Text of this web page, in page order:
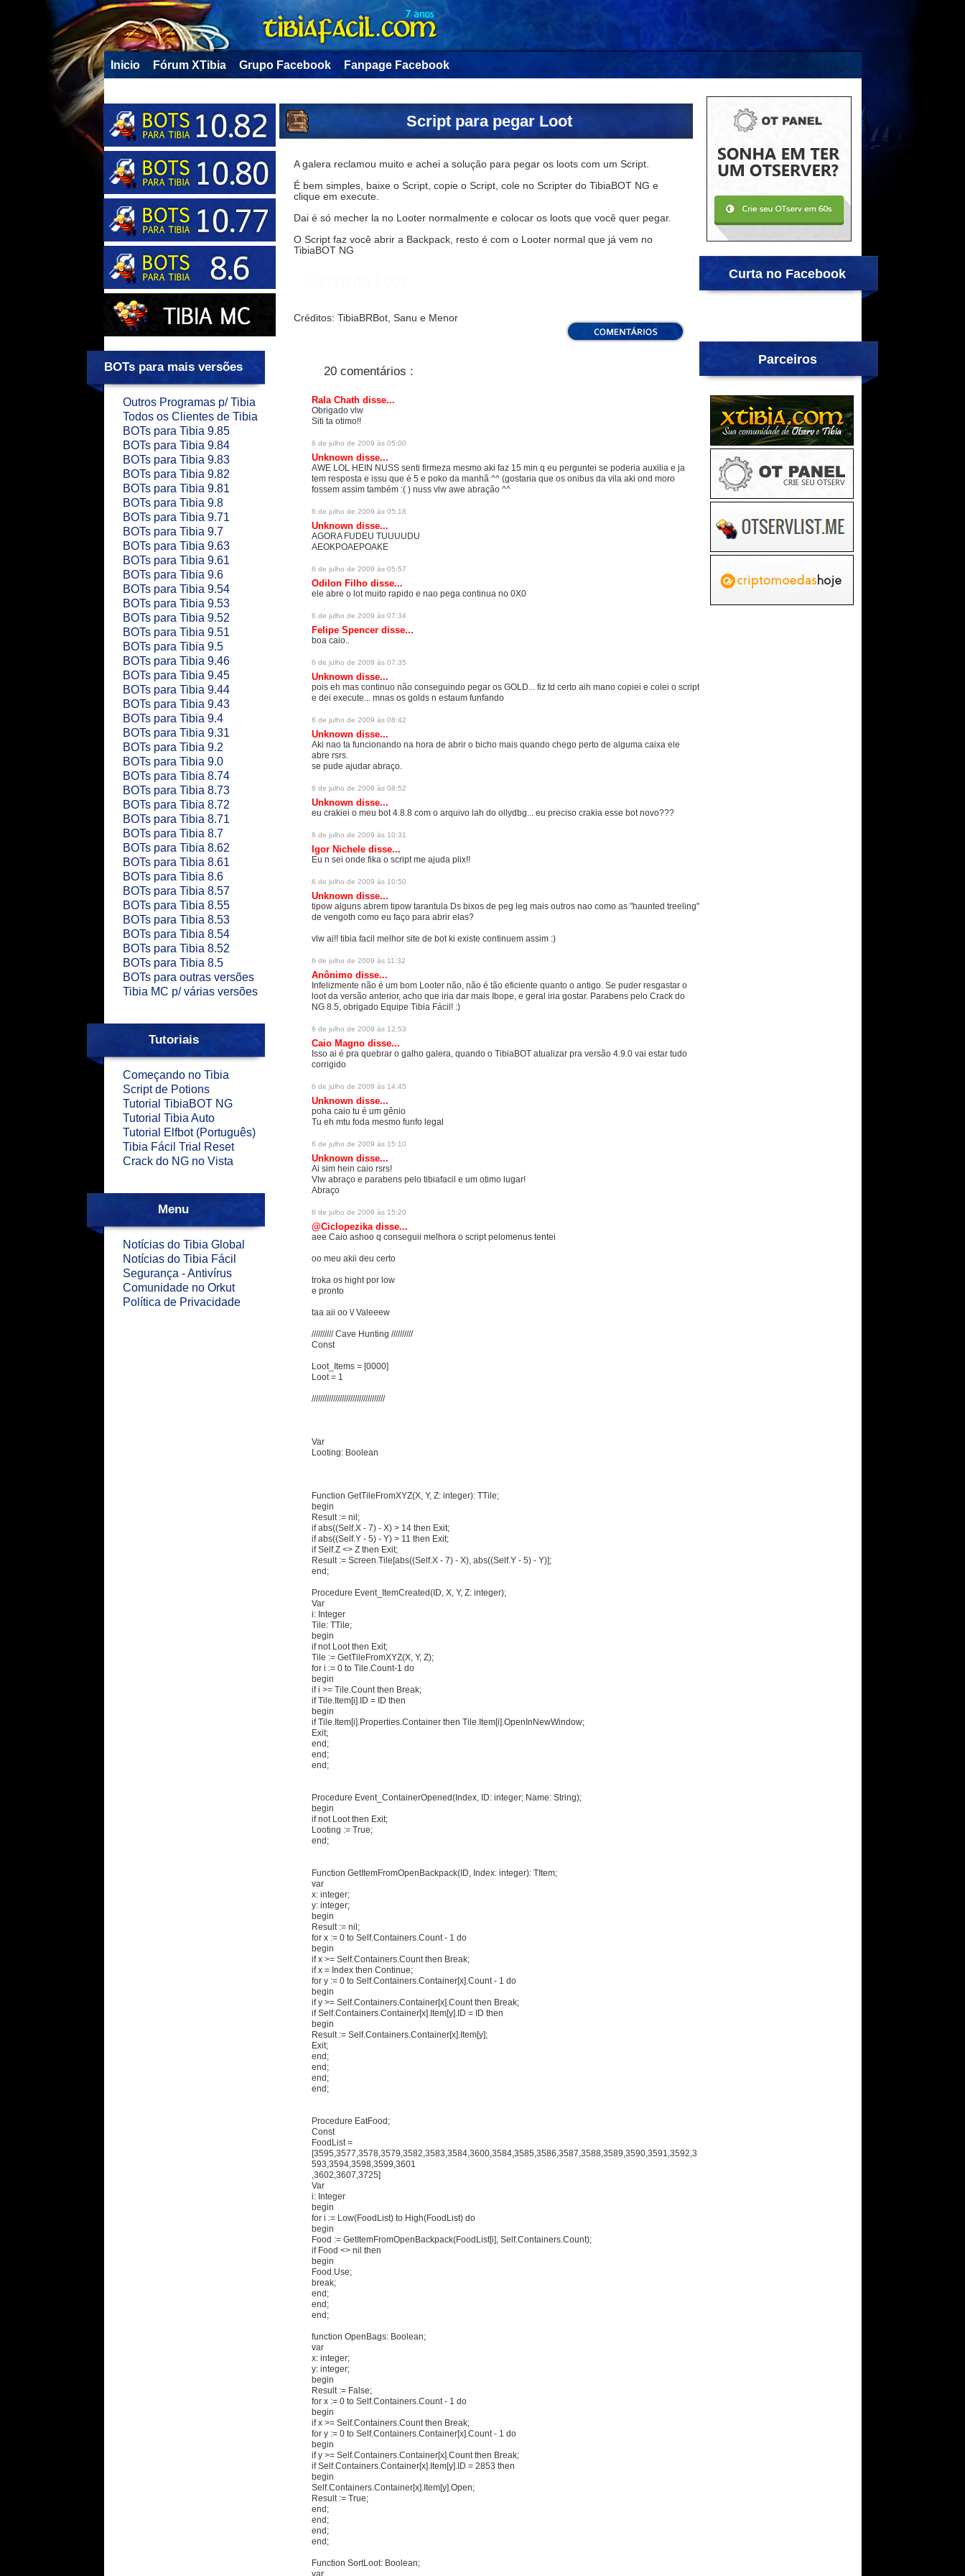
Inicio Fórum XTibia Grupo Facebook Fanpage Facebook
BOTs para mais versões
Outros Programas p/ Tibia
Todos os Clientes de Tibia
BOTs para Tibia 9.85
BOTs para Tibia 9.84
BOTs para Tibia 9.83
BOTs para Tibia 9.82
BOTs para Tibia 9.81
BOTs para Tibia 9.8
BOTs para Tibia 9.71
BOTs para Tibia 9.7
BOTs para Tibia 9.63
BOTs para Tibia 9.61
BOTs para Tibia 9.6
BOTs para Tibia 9.54
BOTs para Tibia 9.53
BOTs para Tibia 9.52
BOTs para Tibia 9.51
BOTs para Tibia 9.5
BOTs para Tibia 9.46
BOTs para Tibia 9.45
BOTs para Tibia 9.44
BOTs para Tibia 9.43
BOTs para Tibia 9.4
BOTs para Tibia 9.31
BOTs para Tibia 9.2
BOTs para Tibia 9.0
BOTs para Tibia 8.74
BOTs para Tibia 8.73
BOTs para Tibia 8.72
BOTs para Tibia 8.71
BOTs para Tibia 8.7
BOTs para Tibia 8.62
BOTs para Tibia 8.61
BOTs para Tibia 8.6
BOTs para Tibia 8.57
BOTs para Tibia 8.55
BOTs para Tibia 8.53
BOTs para Tibia 8.54
BOTs para Tibia 8.52
BOTs para Tibia 8.5
BOTs para outras versões
Tibia MC p/ várias versões
Tutoriais
Começando no Tibia
Script de Potions
Tutorial TibiaBOT NG
Tutorial Tibia Auto
Tutorial Elfbot (Português)
Tibia Fácil Trial Reset
Crack do NG no Vista
Menu
Notícias do Tibia Global
Notícias do Tibia Fácil
Segurança - Antivírus
Comunidade no Orkut
Política de Privacidade
Script para pegar Loot
A galera reclamou muito e achei a solução para pegar os loots com um Script.
É bem simples, baixe o Script, copie o Script, cole no Scripter do TibiaBOT NG e
clique em execute.
Dai é só mecher la no Looter normalmente e colocar os loots que você quer pegar.
O Script faz você abrir a Backpack, resto é com o Looter normal que já vem no
TibiaBOT NG
Créditos: TibiaBRBot, Sanu e Menor
20 comentários :
Rala Chath disse...
Obrigado vlw
Siti ta otimo!!
6 de julho de 2009 às 05:00
Unknown disse...
AWE LOL HEIN NUSS senti firmeza mesmo aki faz 15 min q eu perguntei se poderia auxilia e ja
tem resposta e issu que é 5 e poko da manhã ^^ (gostaria que os onibus da vila aki ond moro
fossem assim também :( ) nuss vlw awe abração ^^
6 de julho de 2009 às 05:18
Unknown disse...
AGORA FUDEU TUUUUDU
AEOKPOAEPOAKE
6 de julho de 2009 às 05:57
Odilon Filho disse...
ele abre o lot muito rapido e nao pega continua no 0X0
6 de julho de 2009 às 07:34
Felipe Spencer disse...
boa caio..
6 de julho de 2009 às 07:35
Unknown disse...
pois eh mas continuo não conseguindo pegar os GOLD... fiz td certo aih mano copiei e colei o script
e dei execute... mnas os golds n estaum funfando
6 de julho de 2009 às 08:42
Unknown disse...
Aki nao ta funcionando na hora de abrir o bicho mais quando chego perto de alguma caixa ele
abre rsrs.
se pude ajudar abraço.
6 de julho de 2009 às 08:52
Unknown disse...
eu crakiei o meu bot 4.8.8 com o arquivo lah do ollydbg... eu preciso crakia esse bot novo???
6 de julho de 2009 às 10:31
Igor Nichele disse...
Eu n sei onde fika o script me ajuda plix!!
6 de julho de 2009 às 10:50
Unknown disse...
tipow alguns abrem tipow tarantula Ds bixos de peg leg mais outros nao como as "haunted treeling"
de vengoth como eu faço para abrir elas?
vlw ai!! tibia facil melhor site de bot ki existe continuem assim :)
6 de julho de 2009 às 11:32
Anônimo disse...
Infelizmente não é um bom Looter não, não é tão eficiente quanto o antigo. Se puder resgastar o
loot da versão anterior, acho que iria dar mais Ibope, e geral iria gostar. Parabens pelo Crack do
NG 8.5, obrigado Equipe Tibia Fácil! :)
6 de julho de 2009 às 12:53
Caio Magno disse...
Isso ai é pra quebrar o galho galera, quando o TibiaBOT atualizar pra versão 4.9.0 vai estar tudo
corrigido
6 de julho de 2009 às 14:45
Unknown disse...
poha caio tu é um gênio
Tu eh mtu foda mesmo funfo legal
6 de julho de 2009 às 15:10
Unknown disse...
Ai sim hein caio rsrs!
Vlw abraço e parabens pelo tibiafacil e um otimo lugar!
Abraço
6 de julho de 2009 às 15:20
@Ciclopezika disse...
aee Caio ashoo q conseguii melhora o script pelomenus tentei
oo meu akii deu certo
troka os hight por low
e pronto
taa aii oo \/ Valeeew
////////// Cave Hunting //////////
Const
Loot_Items = [0000]
Loot = 1
//////////////////////////////////
Var
Looting: Boolean
Function GetTileFromXYZ(X, Y, Z: integer): TTile;
begin
Result := nil;
if abs((Self.X - 7) - X) > 14 then Exit;
if abs((Self.Y - 5) - Y) > 11 then Exit;
if Self.Z <> Z then Exit;
Result := Screen.Tile[abs((Self.X - 7) - X), abs((Self.Y - 5) - Y)];
end;
Procedure Event_ItemCreated(ID, X, Y, Z: integer);
Var
i: Integer
Tile: TTile;
begin
if not Loot then Exit;
Tile := GetTileFromXYZ(X, Y, Z);
for i := 0 to Tile.Count-1 do
begin
if i >= Tile.Count then Break;
if Tile.Item[i].ID = ID then
begin
if Tile.Item[i].Properties.Container then Tile.Item[i].OpenInNewWindow;
Exit;
end;
end;
end;
Procedure Event_ContainerOpened(Index, ID: integer; Name: String);
begin
if not Loot then Exit;
Looting := True;
end;
Function GetItemFromOpenBackpack(ID, Index: integer): TItem;
var
x: integer;
y: integer;
begin
Result := nil;
for x := 0 to Self.Containers.Count - 1 do
begin
if x >= Self.Containers.Count then Break;
if x = Index then Continue;
for y := 0 to Self.Containers.Container[x].Count - 1 do
begin
if y >= Self.Containers.Container[x].Count then Break;
if Self.Containers.Container[x].Item[y].ID = ID then
begin
Result := Self.Containers.Container[x].Item[y];
Exit;
end;
end;
end;
end;
Procedure EatFood;
Const
FoodList =
[3595,3577,3578,3579,3582,3583,3584,3600,3584,3585,3586,3587,3588,3589,3590,3591,3592,3
593,3594,3598,3599,3601
,3602,3607,3725]
Var
i: Integer
begin
for i := Low(FoodList) to High(FoodList) do
begin
Food := GetItemFromOpenBackpack(FoodList[i], Self.Containers.Count);
if Food <> nil then
begin
Food.Use;
break;
end;
end;
end;
function OpenBags: Boolean;
var
x: integer;
y: integer;
begin
Result := False;
for x := 0 to Self.Containers.Count - 1 do
begin
if x >= Self.Containers.Count then Break;
for y := 0 to Self.Containers.Container[x].Count - 1 do
begin
if y >= Self.Containers.Container[x].Count then Break;
if Self.Containers.Container[x].Item[y].ID = 2853 then
begin
Self.Containers.Container[x].Item[y].Open;
Result := True;
end;
end;
end;
end;
Function SortLoot: Boolean;
Curta no Facebook
Parceiros